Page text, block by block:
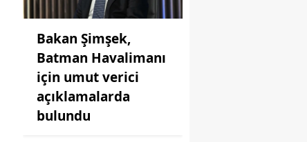
Bakan Şimşek,
Batman Havalimanı
için umut verici
açıklamalarda
bulundu